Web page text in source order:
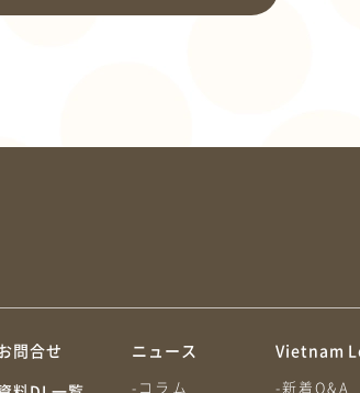
問合せ
ニュース
-コラム
Vietnam
-新着Q&A